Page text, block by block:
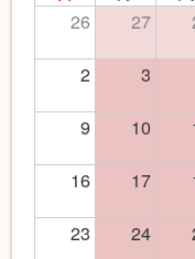
26 27
2
3
9 10
16
17
23
24